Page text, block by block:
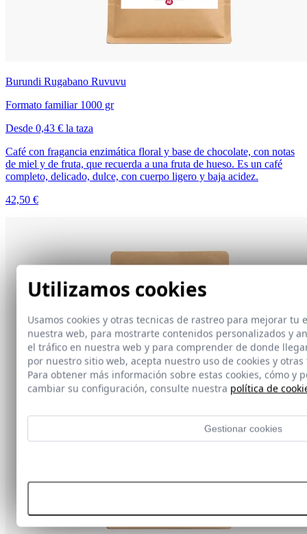
Burundi Rugabano Ruvuvu
Formato familiar 1000 gr
Desde 0,43 € la taza
Café con fragancia enzimática floral y base de chocolate, con notas
de miel y de fruta, que recuerda a una fruta de hueso. Es un café
completo, delicado, dulce, con cuerpo ligero y baja acidez.
42,50 €
Utilizamos cookies
Usamos cookies y otras tecnicas de rastreo para mejorar tu
nuestra web, para mostrarte contenidos personalizados y
el tráfico en nuestra web y para comprender de donde
por nuestro sitio web, acepta nuestro uso de cookies y
Para obtener más información sobre estas cookies, cómo y
cambiar su configuración, consulte nuestra política de
Gestionar cookies